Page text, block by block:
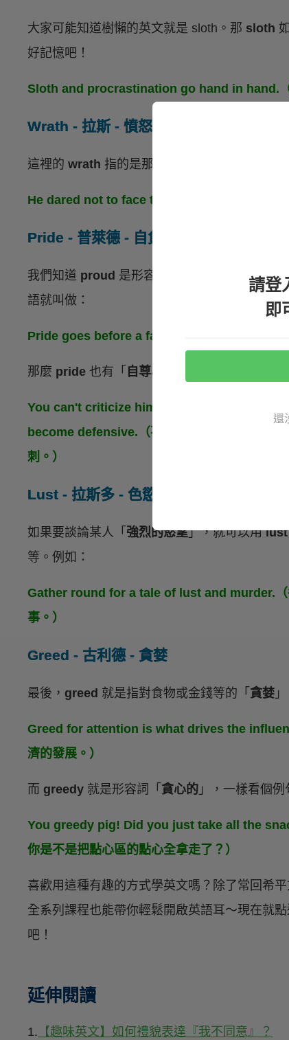
大家可能知道樹懶的英文就是 sloth。那 sloth
好記憶吧！
Sloth and procrastination go hand in hand.（
Wrath - 拉斯 - 憤怒
這裡的 wrath 指的是那種「
He dared not to face the wrath of his teacher.
Pride - 普萊德 - 自負、驕傲
我們知道 proud 是形容詞「
」的意思，那
語就叫做：
Pride goes before a fall.（驕兵必敗。）
那麼 pride 也有「 自尊心 」的意思，比如要敘
You can't criticize him publicly or privately
become defensive.（不管公開或私底下批評他
刺。）
Lust - 拉斯多 - 色慾
如果要談論某人「 強烈的慾望」，就可以用lust
等。例如：
Gather round for a tale of lust and murder.（
事。）
Greed - 古利德 - 貪婪
最後， greed 就是指對食物或金錢等的「 貪婪
Greed for attention is what drives the
濟的發展。）
而 greedy 就是形容詞「 貪心的 」，一樣看個例
You greedy pig! Did you just take all the
你是不是把點心區的點心全拿走了？）
喜歡用這種有趣的方式學英文嗎？除了常回希
全系列課程也能帶你輕鬆開啟英語耳～現在就
吧！
延伸閱讀
1. 【趣味英文】如何禮貌表達『我不同意』？
請登
即
還